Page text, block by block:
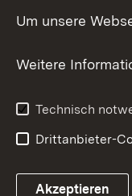
Link
Um unsere
Weitere
Technisch
Drittanbieter-
Akzeptieren